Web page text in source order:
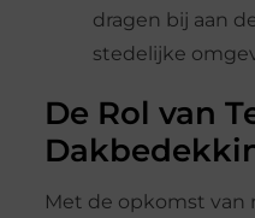
dragen bij aan
stedelijke
De Rol van
Met de opkomst van